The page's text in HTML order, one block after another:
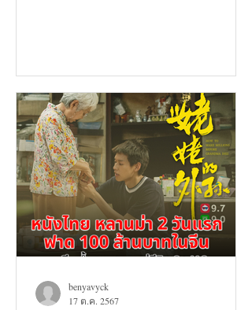
benyavyck
17 ต.ค. 2567